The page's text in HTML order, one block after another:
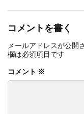
コメントを書く
メールアドレスが公開
欄は必須項目です
コメント ※